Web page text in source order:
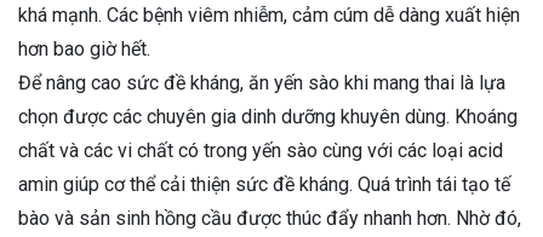
khá mạnh. Các bệnh viêm nhiễm, cảm cúm dễ dàng xuất hiện
hơn bao giờ hết.
Để nâng cao sức đề kháng, ăn yến sào khi mang thai là lựa
chọn được các chuyên gia dinh dưỡng khuyên dùng. Khoáng
chất và các vi chất có trong yến sào cùng với các loại acid
amin giúp cơ thể cải thiện sức đề kháng. Quá trình tái tạo tế
bào và sản sinh hồng cầu được thúc đẩy nhanh hơn. Nhờ đó,